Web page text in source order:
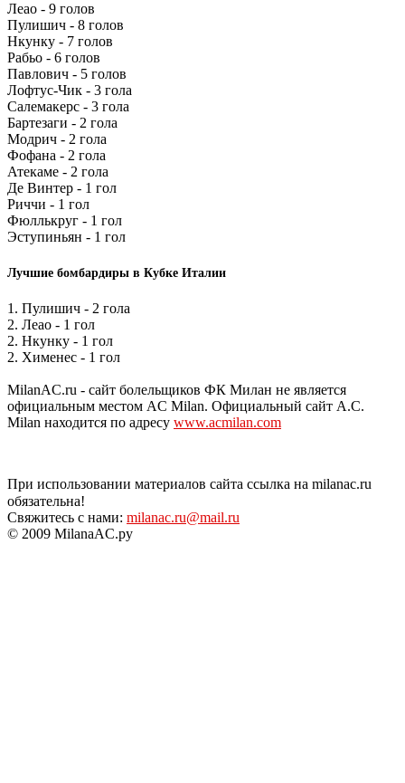
Леао - 9 голов
Пулишич - 8 голов
Нкунку - 7 голов
Рабьо - 6 голов
Павлович - 5 голов
Лофтус-Чик - 3 гола
Салемакерс - 3 гола
Бартезаги - 2 гола
Модрич - 2 гола
Фофана - 2 гола
Атекаме - 2 гола
Де Винтер - 1 гол
Риччи - 1 гол
Фюллькруг - 1 гол
Эступиньян - 1 гол
Лучшие бомбардиры в Кубке Италии
1. Пулишич - 2 гола
2. Леао - 1 гол
2. Нкунку - 1 гол
2. Хименес - 1 гол
MilanAC.ru - сайт болельщиков ФК Милан не является
официальным местом AC Milan. Официальный сайт A.C.
Milan находится по адресу www.acmilan.com
При использовании материалов сайта ссылка на milanac.ru
обязательна!
Свяжитесь с нами: milanac.ru@mail.ru
© 2009 MilanaAC.ру